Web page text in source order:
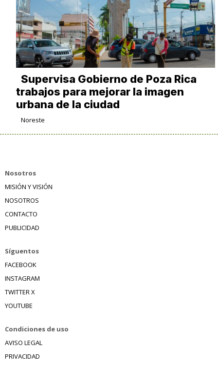
Supervisa Gobierno de Poza Rica
trabajos para mejorar la imagen
urbana de la ciudad
Noreste
Nosotros
MISIÓN Y VISIÓN
NOSOTROS
CONTACTO
PUBLICIDAD
Síguentos
FACEBOOK
INSTAGRAM
TWITTER X
YOUTUBE
Condiciones de uso
AVISO LEGAL
PRIVACIDAD